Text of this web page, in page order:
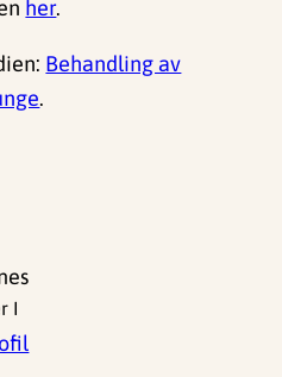
her.
Behandling av
.
I